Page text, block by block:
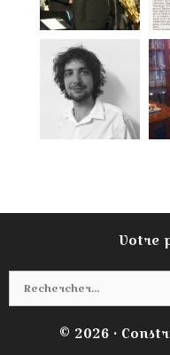
Votre
© 2026 •